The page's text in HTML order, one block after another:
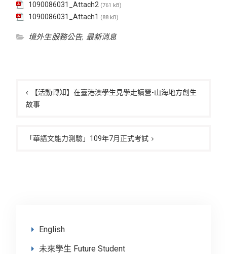
1090086031_Attach2 (761 kB)
1090086031_Attach1 (88 kB)
境外生服務公告, 最新消息
章
導
【活動轉知】在臺港澳學生見學走讀營-山海地方創生
故事
「華語文能力測驗」109年7月正式考試
English
未來學生 Future Student